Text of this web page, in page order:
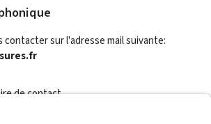
contacter sur l'adresse mail suivante:
de contact.